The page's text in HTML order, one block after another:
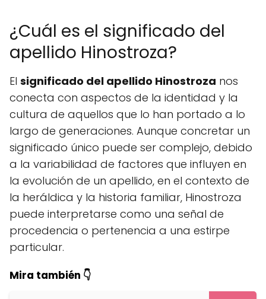
¿Cuál es el significado del
apellido Hinostroza?
El significado del apellido Hinostroza nos
conecta con aspectos de la identidad y la
cultura de aquellos que lo han portado a lo
largo de generaciones. Aunque concretar un
significado único puede ser complejo, debido
a la variabilidad de factores que influyen en
la evolución de un apellido, en el contexto de
la heráldica y la historia familiar, Hinostroza
puede interpretarse como una señal de
procedencia o pertenencia a una estirpe
particular.
Mira también 👇